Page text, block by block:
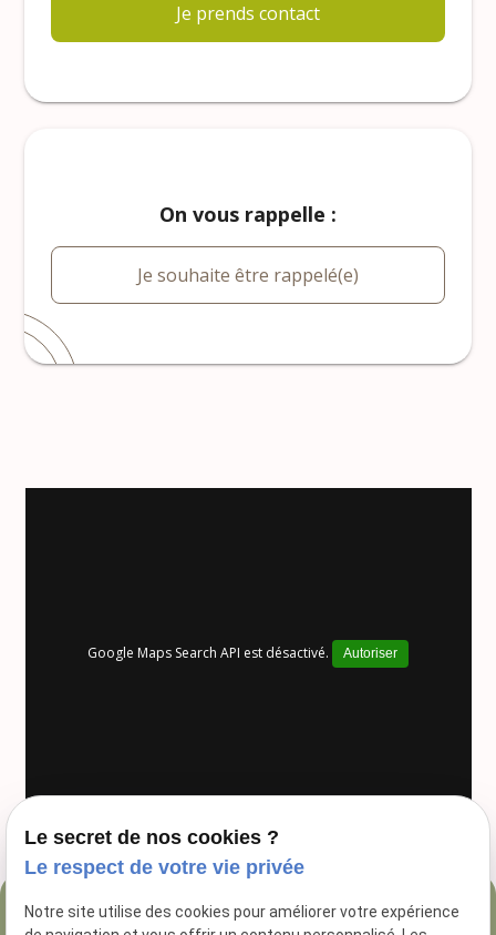
Je prends contact
On vous rappelle :
Je souhaite être rappelé(e)
Google Maps Search API est désactivé. Autoriser
04 84 89 16 47
Le secret de nos cookies ?
Le respect de votre vie privée
Notre site utilise des cookies pour améliorer votre expérience